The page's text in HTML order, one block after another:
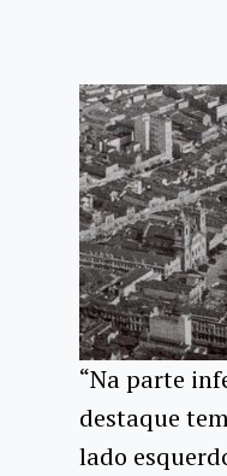
“Na parte
destaque
lado